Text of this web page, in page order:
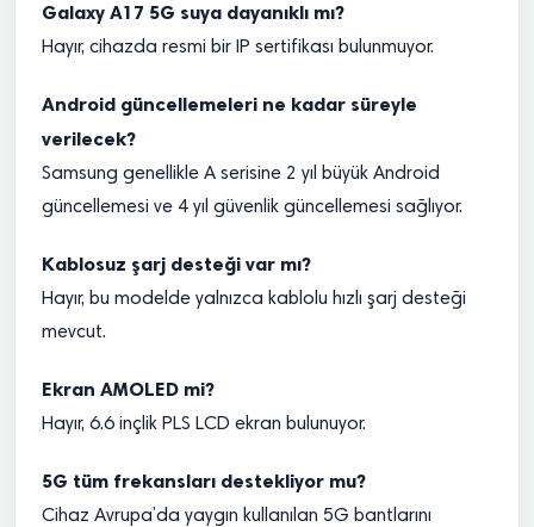
Galaxy A17 5G suya dayanıklı mı?
Hayır, cihazda resmi bir IP sertifikası bulunmuyor.
Android güncellemeleri ne kadar süreyle
verilecek?
Samsung genellikle A serisine 2 yıl büyük Android
güncellemesi ve 4 yıl güvenlik güncellemesi sağlıyor.
Kablosuz şarj desteği var mı?
Hayır, bu modelde yalnızca kablolu hızlı şarj desteği
mevcut.
Ekran AMOLED mi?
Hayır, 6.6 inçlik PLS LCD ekran bulunuyor.
5G tüm frekansları destekliyor mu?
Cihaz Avrupa’da yaygın kullanılan 5G bantlarını